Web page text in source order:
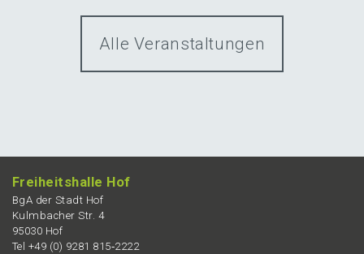
Alle Veranstaltungen
Freiheits­hal­le Hof
BgA der Stadt Hof
Kulmba­cher Str. 4
95030 Hof
Tel +49 (0) 9281 815‑2222